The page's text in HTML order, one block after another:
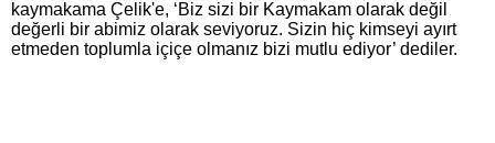
kaymakama Çelik'e, ‘Biz sizi bir Kaymakam olarak değil
değerli bir abimiz olarak seviyoruz. Sizin hiç kimseyi ayırt
etmeden toplumla içiçe olmanız bizi mutlu ediyor’ dediler.